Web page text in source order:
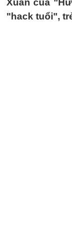
Xuân của
"hack tuổi",